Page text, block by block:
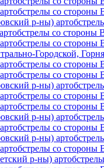
со
р-ны)
со стороны
со
Городской,
со
со
р-ны)
со
со
р-ны)
со
р-ны)
со
р-ны)